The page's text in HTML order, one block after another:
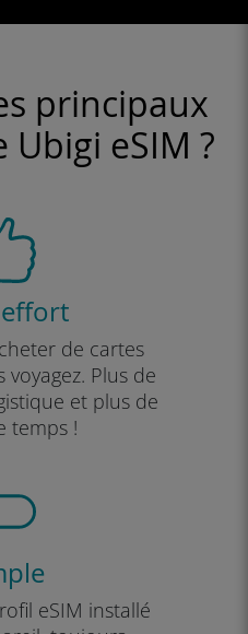
principaux
Ubigi eSIM ?
effort
de cartes
Plus de
et plus de
temps !
eSIM installé